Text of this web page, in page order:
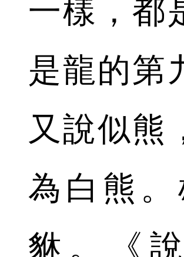
一樣，都
是龍的第
又說似熊
為白熊
貅。《